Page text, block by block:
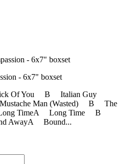
- 6x7" boxset
Of You B Italian Guy
Man (Wasted) B The
TimeA Long Time B
AwayA Bound...